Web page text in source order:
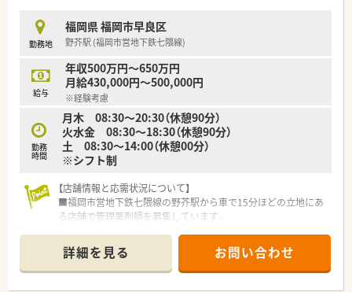
る職場を探している方におすすめです。
■東証グロース上場の成長企業で、安定した基盤のもとキャリア
アップを目指したい方。
【こんな取り組みをしています】
■育休から復帰した社員を対象に手当を支給するなど、子育て支
援に力を入れています。
■未就学児を育てる社員をサポートする「ミルククラブ」という
独自の福利厚生制度があります。
■新入社員には先輩がマンツーマンで指導するブラザーシスタ
ー制度があり、安心して業務を覚えられます。
勤務地
福岡県 福岡市早良区
野芥駅 (福岡市営地下鉄七隈線)
給与
年収500万円～650万円
月給430,000円～500,000円
※経験考慮
勤務
時間
月木 08:30～20:30（休憩90分）
火水金 08:30～18:30（休憩90分）
土 08:30～14:00（休憩00分）
※シフト制
【店舗情報と応需状況について】
■福岡市営地下鉄七隈線の野芥駅から車で15分ほどの立地にあ
る店舗で管理薬剤師を募集しています。
いるため幅広い科目を経験できます。
■処方箋応需枚数は1日あたり平均40枚と比較的落ち着いた環
境で業務に取り組むことが可能です
■常勤薬剤師が1名とパート薬剤師が3名、事務員が1名在籍して
詳細を見る お問い合わせ